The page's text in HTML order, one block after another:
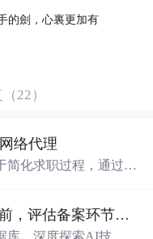
的劍，心裏更加有
22）
络代理
简化求职过程，通过自
科技成果转化项目进场交易前，评估备案环节需要准备哪些材料？.docx
，深度探索AI技术